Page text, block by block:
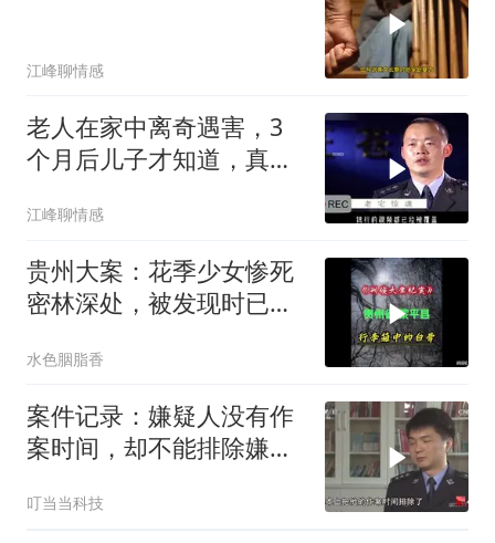
江峰聊情感
老人在家中离奇遇害，3
个月后儿子才知道，真相
江峰聊情感
贵州大案：花季少女惨死
密林深处，被发现时已成
水色胭脂香
案件记录：嫌疑人没有作
案时间，却不能排除嫌疑
叮当当科技